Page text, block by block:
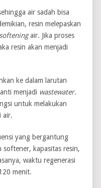
air sadah bisa
resin melepaskan
air. Jika proses
resin akan menjadi
ke dalam larutan
menjadi wastewater.
untuk melakukan
air.
yang bergantung
kapasitas resin,
waktu regenerasi
menit.